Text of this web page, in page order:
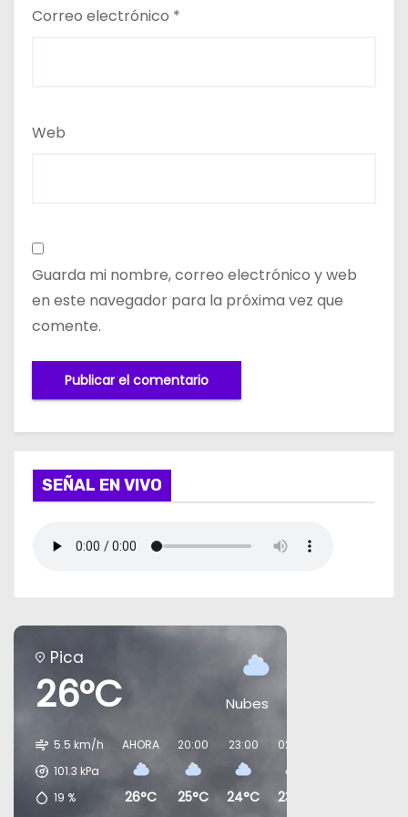
Correo electrónico *
Web
Guarda mi nombre, correo electrónico y web
en este navegador para la próxima vez que
comente.
SEÑAL EN VIVO
Pica
26°C Nubes
5.5 km/h
101.3 kPa
19 %
AHORA
26°C
20:00
25°C
23:00
24°C
02:00
23°C